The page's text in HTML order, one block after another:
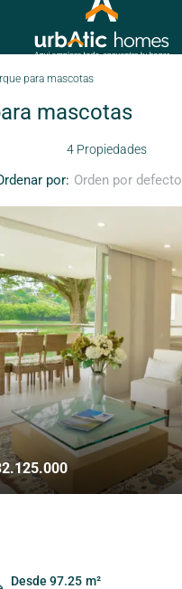
para mascotas
mascotas
4 Propiedades
por: Orden por defecto
Desde 97.25 m²